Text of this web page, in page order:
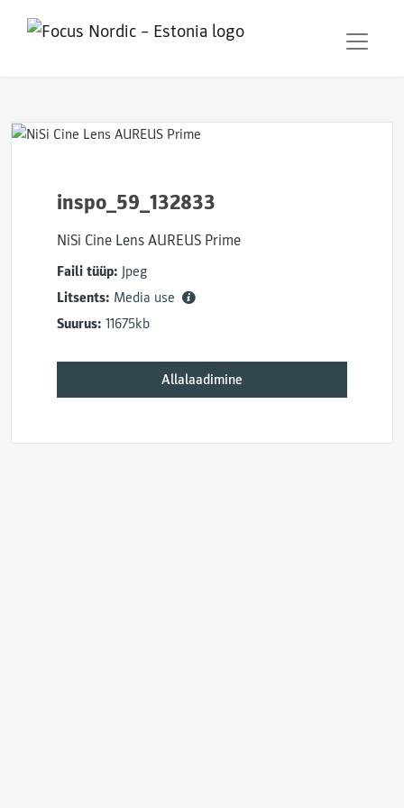
inspo_59_132833
NiSi Cine Lens AUREUS Prime
Faili tüüp: Jpeg
Litsents: Media use
Suurus: 11675kb
Allalaadimine